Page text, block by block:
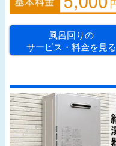
風呂回りの
サービス・料金を見る